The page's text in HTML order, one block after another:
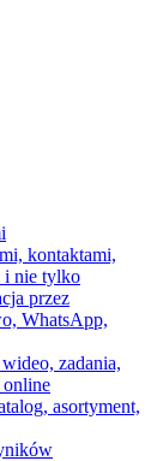
kontaktami,
i nie tylko
przez
WhatsApp,
zadania,
asortyment,